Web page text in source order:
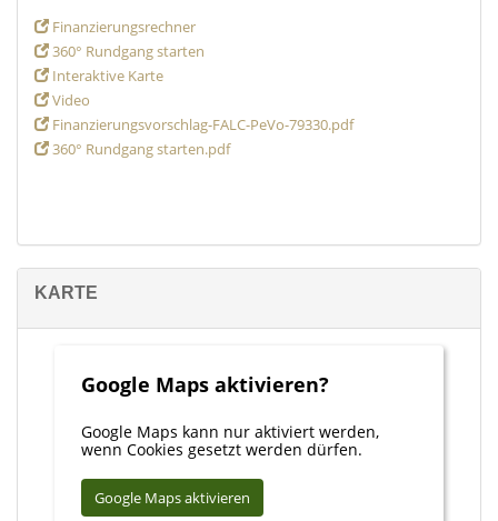
Finanzierungsrechner
360° Rundgang starten
Interaktive Karte
Video
Finanzierungsvorschlag-FALC-PeVo-79330.pdf
360° Rundgang starten.pdf
KARTE
Google Maps aktivieren?
Google Maps kann nur aktiviert werden,
wenn Cookies gesetzt werden dürfen.
Google Maps aktivieren